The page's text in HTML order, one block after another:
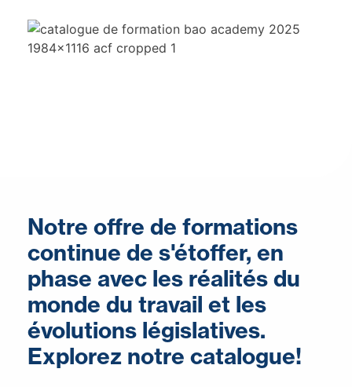
Notre offre de formations
continue de s'étoffer, en
phase avec les réalités du
monde du travail et les
évolutions législatives.
Explorez notre catalogue!